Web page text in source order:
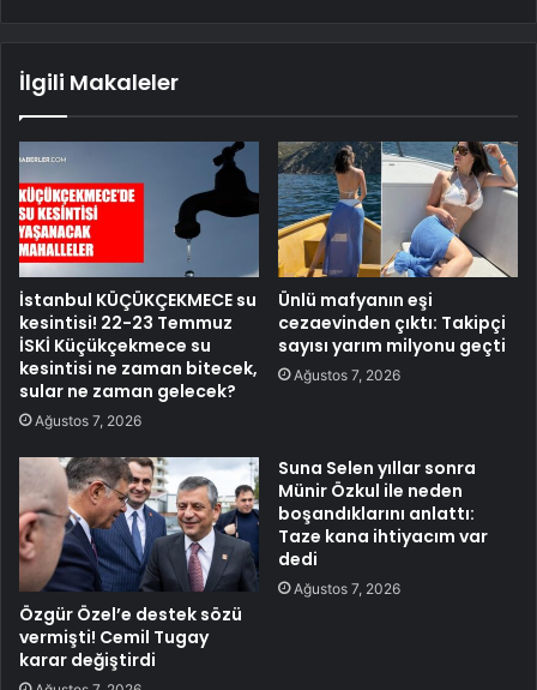
İlgili Makaleler
İstanbul KÜÇÜKÇEKMECE su
kesintisi! 22-23 Temmuz
İSKİ Küçükçekmece su
kesintisi ne zaman bitecek,
sular ne zaman gelecek?
Ağustos 7, 2026
Ünlü mafyanın eşi
cezaevinden çıktı: Takipçi
sayısı yarım milyonu geçti
Ağustos 7, 2026
Özgür Özel’e destek sözü
vermişti! Cemil Tugay
karar değiştirdi
Suna Selen yıllar sonra
Münir Özkul ile neden
boşandıklarını anlattı:
Taze kana ihtiyacım var
dedi
Ağustos 7, 2026